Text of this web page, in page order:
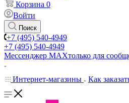
Корзина 0
Войти
Поиск
+7 (495) 540-4949
+7 (495) 540-4949
Мессенджер МАХтолько для
Интернет-магазины Как